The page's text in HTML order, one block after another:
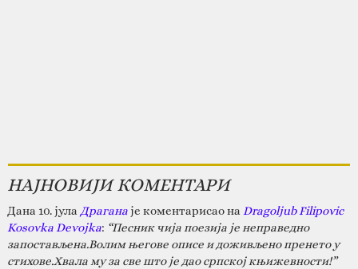
НАЈНОВИЈИ КОМЕНТАРИ
Дана 10. јула Драганаје коментарисао на Dragoljub Filipovic
Kosovka Devojka: “Песник чија поезија је неправедно
запостављена.Волим његове описе и доживљено пренето у
стихове.Хвала му за све што је дао српској књижевности!”